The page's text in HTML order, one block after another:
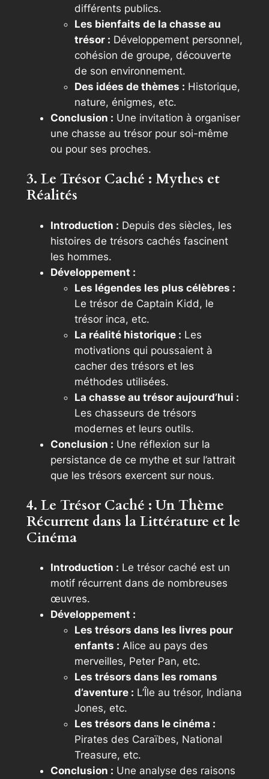
différents publics.
Les bienfaits de la chasse au
trésor : Développement personnel,
cohésion de groupe, découverte
de son environnement.
Des idées de thèmes : Historique,
nature, énigmes, etc.
Conclusion : Une invitation à organiser
une chasse au trésor pour soi-même
ou pour ses proches.
3. Le Trésor Caché : Mythes et
Réalités
Introduction : Depuis des siècles, les
histoires de trésors cachés fascinent
les hommes.
Développement :
Les légendes les plus célèbres :
Le trésor de Captain Kidd, le
trésor inca, etc.
La réalité historique : Les
motivations qui poussaient à
cacher des trésors et les
méthodes utilisées.
La chasse au trésor aujourd’hui :
Les chasseurs de trésors
modernes et leurs outils.
Conclusion : Une réflexion sur la
persistance de ce mythe et sur l’attrait
que les trésors exercent sur nous.
4. Le Trésor Caché : Un Thème
Récurrent dans la Littérature et le
Cinéma
Introduction : Le trésor caché est un
motif récurrent dans de nombreuses
œuvres.
Développement :
Les trésors dans les livres pour
enfants : Alice au pays des
merveilles, Peter Pan, etc.
Les trésors dans les romans
d’aventure : L’Île au trésor, Indiana
Jones, etc.
Les trésors dans le cinéma :
Pirates des Caraïbes, National
Treasure, etc.
Conclusion : Une analyse des raisons